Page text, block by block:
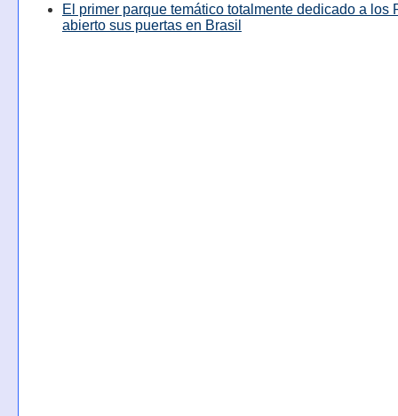
El primer parque temático totalmente dedicado a los
abierto sus puertas en Brasil